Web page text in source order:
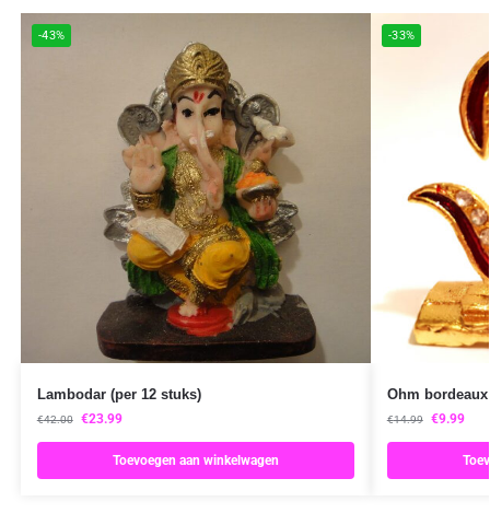
-43%
Lambodar (per 12 stuks)
€42.00 €23.99
Toevoegen aan winkelwagen
-33%
Ohm
€14.99 €9.99